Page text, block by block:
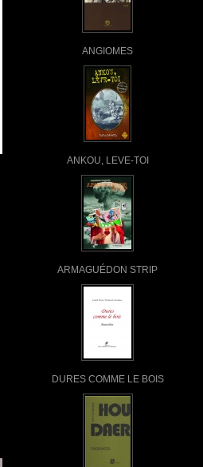
ANGIOMES
ANKOU, LEVE-TOI
ARMAGUÉDON STRIP
DURES COMME LE BOIS